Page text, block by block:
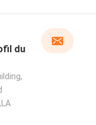
du